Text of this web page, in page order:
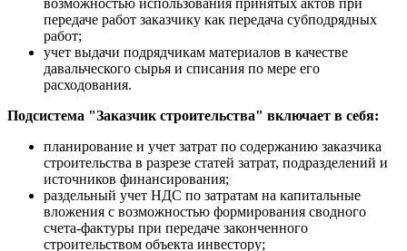
возможностью использования принятых актов при
передаче работ заказчику как передача субподрядных
работ;
учет выдачи подрядчикам материалов в качестве
давальческого сырья и списания по мере его
расходования.
Подсистема "Заказчик строительства" включает в себя:
планирование и учет затрат по содержанию заказчика
строительства в разрезе статей затрат, подразделений и
источников финансирования;
раздельный учет НДС по затратам на капитальные
вложения с возможностью формирования сводного
счета-фактуры при передаче законченного
строительством объекта инвестору;